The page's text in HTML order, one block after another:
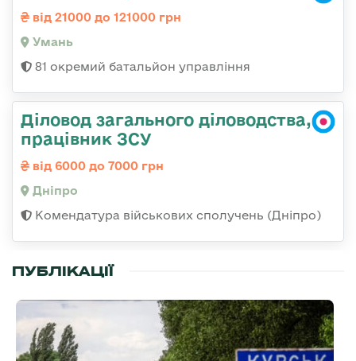
від 21000 до 121000 грн
Умань
81 окремий батальйон управління
Діловод загального діловодства,
працівник ЗСУ
від 6000 до 7000 грн
Дніпро
Комендатура військових сполучень (Дніпро)
ПУБЛІКАЦІЇ